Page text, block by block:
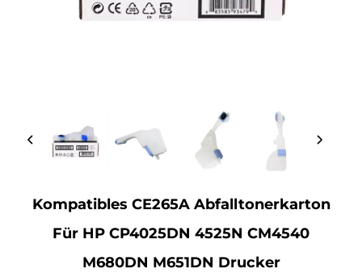
Kompatibles CE265A Abfalltonerkarton
Für HP CP4025DN 4525N CM4540
M680DN M651DN Drucker